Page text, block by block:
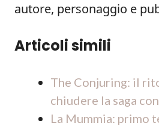
autore, personaggio e
Articoli simili
The Conjuring: il
chiudere la saga
La Mummia: primo